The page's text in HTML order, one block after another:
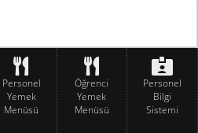
Personel
Yemek
Menüsü
Öğrenci
Yemek
Menüsü
Personel
Bilgi
Sistemi